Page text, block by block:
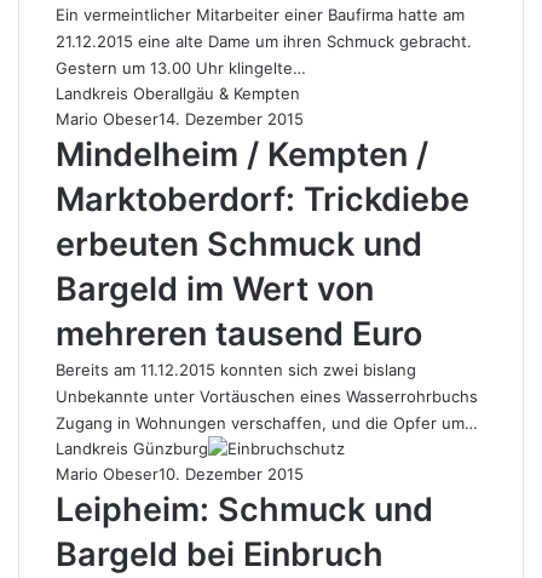
Ein vermeintlicher Mitarbeiter einer Baufirma hatte am
21.12.2015 eine alte Dame um ihren Schmuck gebracht.
Gestern um 13.00 Uhr klingelte…
Landkreis Oberallgäu & Kempten
Mario Obeser14. Dezember 2015
Mindelheim / Kempten /
Marktoberdorf: Trickdiebe
erbeuten Schmuck und
Bargeld im Wert von
mehreren tausend Euro
Bereits am 11.12.2015 konnten sich zwei bislang
Unbekannte unter Vortäuschen eines Wasserrohrbuchs
Zugang in Wohnungen verschaffen, und die Opfer um…
Landkreis Günzburg
Mario Obeser10. Dezember 2015
Leipheim: Schmuck und
Bargeld bei Einbruch